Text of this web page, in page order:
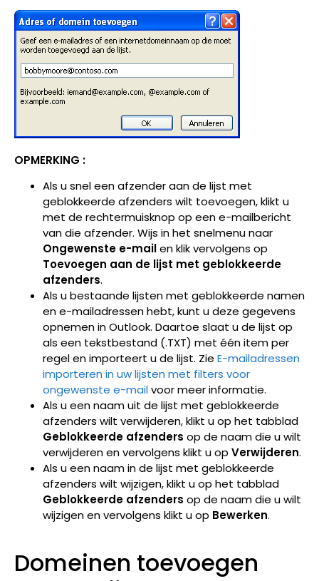
OPMERKING :
Als u snel een afzender aan de lijst met
geblokkeerde afzenders wilt toevoegen, klikt u
met de rechtermuisknop op een e-mailbericht
van die afzender. Wijs in het snelmenu naar
Ongewenste e-mailen klik vervolgens op
Toevoegen aan de lijst met geblokkeerde
afzenders.
Als u bestaande lijsten met geblokkeerde namen
en e-mailadressen hebt, kunt u deze gegevens
opnemen in Outlook. Daartoe slaat u de lijst op
als een tekstbestand (.TXT) met één item per
regel en importeert u de lijst. Zie E-mailadressen
importeren in uw lijsten met filters voor
ongewenste e-mailvoor meer informatie.
Als u een naam uit de lijst met geblokkeerde
afzenders wilt verwijderen, klikt u op het tabblad
Geblokkeerde afzenders op de naam die u wilt
verwijderen en vervolgens klikt u op Verwijderen.
Als u een naam in de lijst met geblokkeerde
afzenders wilt wijzigen, klikt u op het tabblad
Geblokkeerde afzenders op de naam die u wilt
wijzigen en vervolgens klikt u op Bewerken.
Domeinen toevoegen